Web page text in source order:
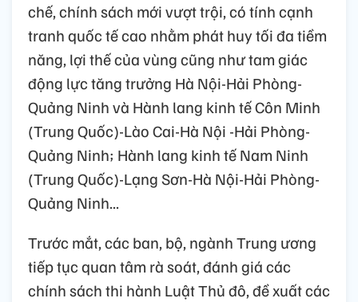
chế, chính sách mới vượt trội, có tính cạnh
tranh quốc tế cao nhằm phát huy tối đa tiềm
năng, lợi thế của vùng cũng như tam giác
động lực tăng trưởng Hà Nội-Hải Phòng-
Quảng Ninh và Hành lang kinh tế Côn Minh
(Trung Quốc)-Lào Cai-Hà Nội -Hải Phòng-
Quảng Ninh; Hành lang kinh tế Nam Ninh
(Trung Quốc)-Lạng Sơn-Hà Nội-Hải Phòng-
Quảng Ninh...
Trước mắt, các ban, bộ, ngành Trung ương
tiếp tục quan tâm rà soát, đánh giá các
chính sách thi hành Luật Thủ đô, đề xuất các